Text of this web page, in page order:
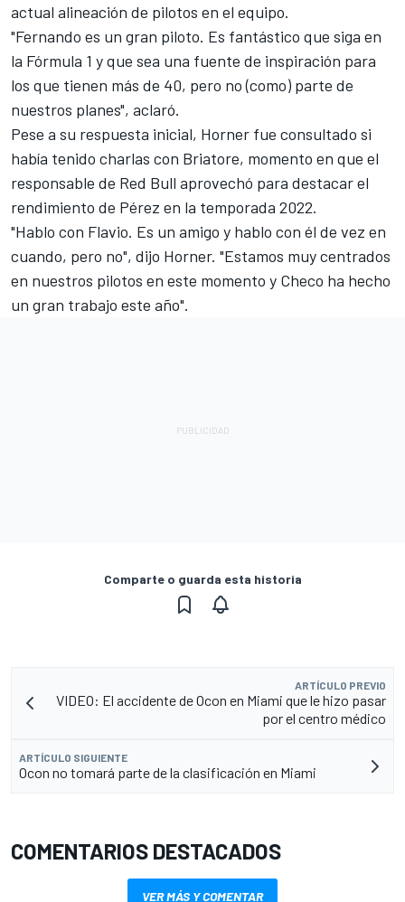
actual alineación de pilotos en el equipo.
"Fernando es un gran piloto. Es fantástico que siga en
la Fórmula 1 y que sea una fuente de inspiración para
los que tienen más de 40, pero no (como) parte de
nuestros planes", aclaró.
Pese a su respuesta inicial, Horner fue consultado si
había tenido charlas con Briatore, momento en que el
responsable de Red Bull aprovechó para destacar el
rendimiento de Pérez en la temporada 2022.
"Hablo con Flavio. Es un amigo y hablo con él de vez en
cuando, pero no", dijo Horner. "Estamos muy centrados
en nuestros pilotos en este momento y Checo ha hecho
un gran trabajo este año".
Comparte o guarda esta historia
ARTÍCULO PREVIO
VIDEO: El accidente de Ocon en Miami que le hizo pasar
por el centro médico
ARTÍCULO SIGUIENTE
Ocon no tomará parte de la clasificación en Miami
COMENTARIOS DESTACADOS
VER MÁS Y COMENTAR